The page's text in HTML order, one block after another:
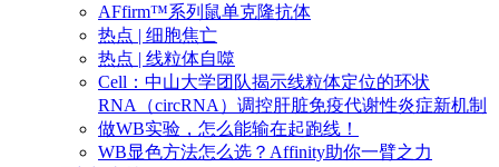
AFfirm™系列鼠单克隆抗体
热点 | 细胞焦亡
热点 | 线粒体自噬
Cell：中山大学团队揭示线粒体定位的环状
RNA（circRNA）调控肝脏免疫代谢性炎症新机制
做WB实验，怎么能输在起跑线！
WB显色方法怎么选？Affinity助你一臂之力